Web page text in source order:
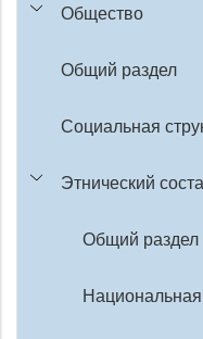
Общество
Общий раздел
Социальная
Этнический
Общий раздел
Национальная